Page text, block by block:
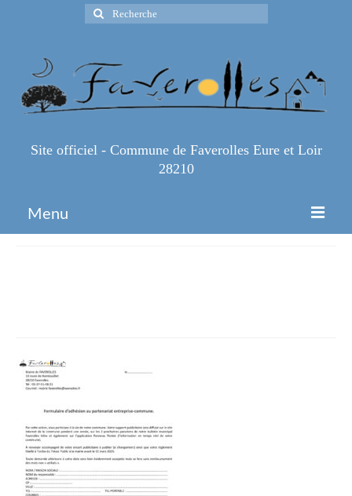
Rechercher
:
Site officiel - Commune de Faverolles Eure et Loir
28210
Menu
Contact et horaires
Mes démarches
Faverolles dans la presse